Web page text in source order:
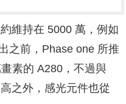
維持在 5000 萬，例如
之前，Phase one 所推
素的 A280，不過與
之外，感光元件也從